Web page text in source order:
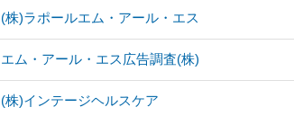
(株)ラポールエム・アール・エス
エム・アール・エス広告調査(株)
(株)インテージヘルスケア